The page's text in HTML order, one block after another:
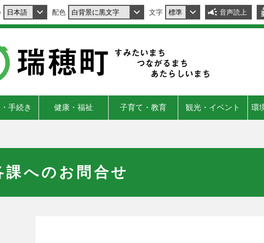
配色 文字 音声読上
手続き 健康・福祉 子育て・教育 観光・イベント 環
課へのお問合せ